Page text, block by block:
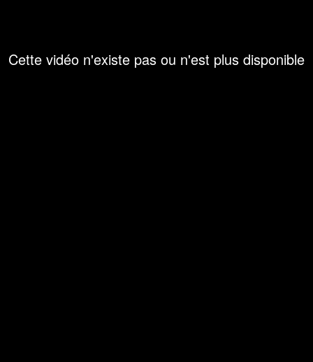
Cette vidéo n'existe pas ou n'est plus disponible